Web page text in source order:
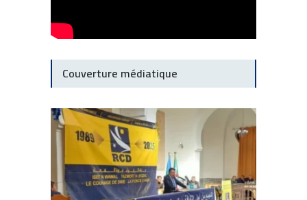
Couverture médiatique